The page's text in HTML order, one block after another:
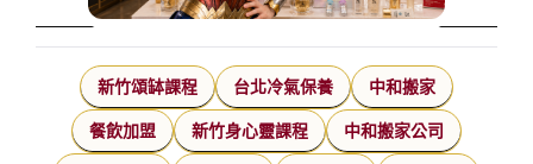
新竹頌缽課程 台北冷氣保養 中和搬家
餐飲加盟 新竹身心靈課程 中和搬家公司